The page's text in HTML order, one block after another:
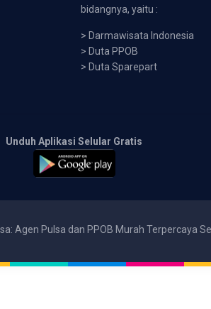
bidangnya, yaitu :
> Darmawisata Indonesia
> Duta PPOB
> Duta Sparepart
Unduh Aplikasi Selular Gratis
Agen Pulsa dan PPOB Murah Terpercaya